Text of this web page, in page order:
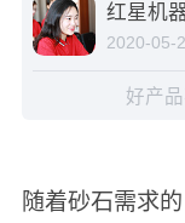
红星机
2020-05-
好产
随着砂石需求